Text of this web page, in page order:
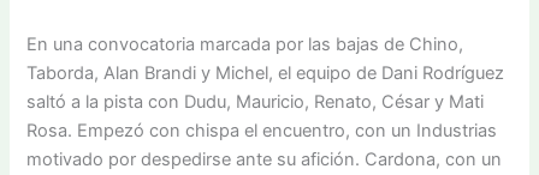
En una convocatoria marcada por las bajas de Chino,
Taborda, Alan Brandi y Michel, el equipo de Dani Rodríguez
saltó a la pista con Dudu, Mauricio, Renato, César y Mati
Rosa. Empezó con chispa el encuentro, con un Industrias
motivado por despedirse ante su afición. Cardona, con un